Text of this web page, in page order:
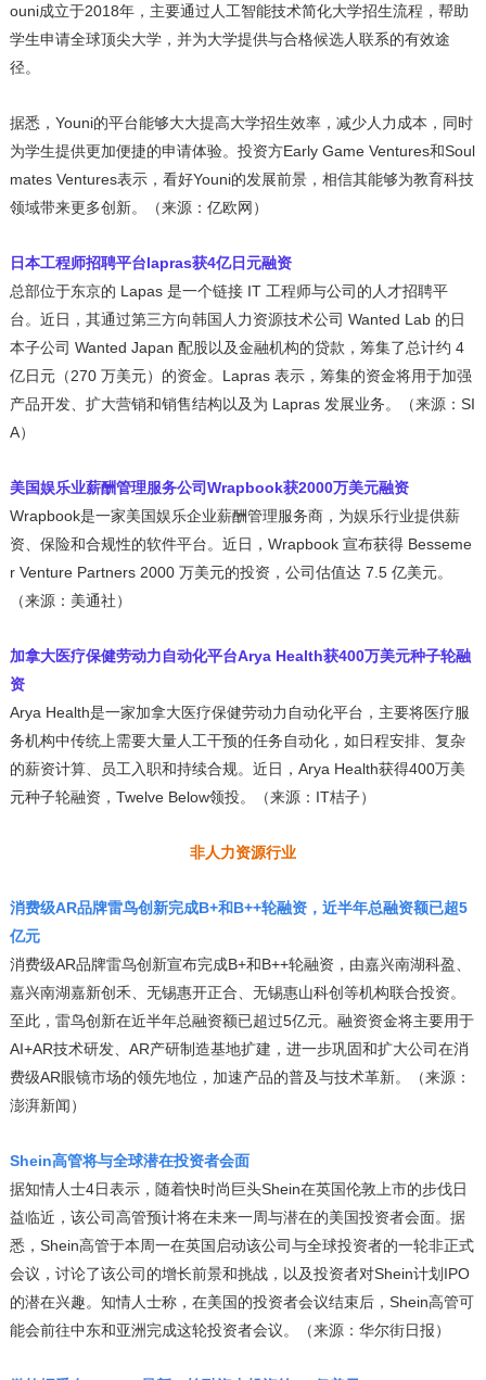
ouni成立于2018年，主要通过人工智能技术简化大学招生流程，帮助
学生申请全球顶尖大学，并为大学提供与合格候选人联系的有效途
径。
据悉，Youni的平台能够大大提高大学招生效率，减少人力成本，同时
为学生提供更加便捷的申请体验。投资方Early Game Ventures和Soul
mates Ventures表示，看好Youni的发展前景，相信其能够为教育科技
领域带来更多创新。（来源：亿欧网）
日本工程师招聘平台lapras获4亿日元融资
总部位于东京的 Lapas 是一个链接 IT 工程师与公司的人才招聘平
台。近日，其通过第三方向韩国人力资源技术公司 Wanted Lab 的日
本子公司 Wanted Japan 配股以及金融机构的贷款，筹集了总计约 4
亿日元（270 万美元）的资金。Lapras 表示，筹集的资金将用于加强
产品开发、扩大营销和销售结构以及为 Lapras 发展业务。（来源：SI
A）
美国娱乐业薪酬管理服务公司Wrapbook获2000万美元融资
Wrapbook是一家美国娱乐企业薪酬管理服务商，为娱乐行业提供薪
资、保险和合规性的软件平台。近日，Wrapbook 宣布获得 Besseme
r Venture Partners 2000 万美元的投资，公司估值达 7.5 亿美元。
（来源：美通社）
加拿大医疗保健劳动力自动化平台Arya Health获400万美元种子轮融
资
Arya Health是一家加拿大医疗保健劳动力自动化平台，主要将医疗服
务机构中传统上需要大量人工干预的任务自动化，如日程安排、复杂
的薪资计算、员工入职和持续合规。近日，Arya Health获得400万美
元种子轮融资，Twelve Below领投。（来源：IT桔子）
非人力资源行业
消费级AR品牌雷鸟创新完成B+和B++轮融资，近半年总融资额已超5
亿元
消费级AR品牌雷鸟创新宣布完成B+和B++轮融资，由嘉兴南湖科盈、
嘉兴南湖嘉新创禾、无锡惠开正合、无锡惠山科创等机构联合投资。
至此，雷鸟创新在近半年总融资额已超过5亿元。融资资金将主要用于
AI+AR技术研发、AR产研制造基地扩建，进一步巩固和扩大公司在消
费级AR眼镜市场的领先地位，加速产品的普及与技术革新。（来源：
澎湃新闻）
Shein高管将与全球潜在投资者会面
据知情人士4日表示，随着快时尚巨头Shein在英国伦敦上市的步伐日
益临近，该公司高管预计将在未来一周与潜在的美国投资者会面。据
悉，Shein高管于本周一在英国启动该公司与全球投资者的一轮非正式
会议，讨论了该公司的增长前景和挑战，以及投资者对Shein计划IPO
的潜在兴趣。知情人士称，在美国的投资者会议结束后，Shein高管可
能会前往中东和亚洲完成这轮投资者会议。（来源：华尔街日报）